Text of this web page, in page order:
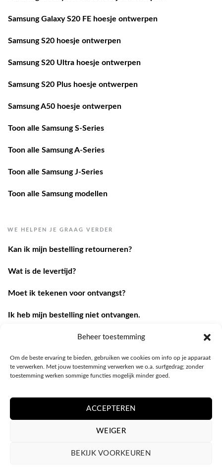
Beheer toestemming
Om de beste ervaring te bieden, gebruiken we cookies om info op je apparaat
te verwerken. Met jouw toestemming verwerken we o.a. surfgedrag; zonder
toestemming werken sommige functies mogelijk minder goed.
ACCEPTEREN
WEIGER
BEKIJK VOORKEUREN
Samsung Galaxy S20 FE hoesje ontwerpen
Samsung S20 hoesje ontwerpen
Samsung S20 Ultra hoesje ontwerpen
Samsung S20 Plus hoesje ontwerpen
Samsung A50 hoesje ontwerpen
Toon alle Samsung S-Series
Toon alle Samsung A-Series
Toon alle Samsung J-Series
Toon alle Samsung modellen
WE HELPEN JE GRAAG VERDER
Kan ik mijn bestelling retourneren?
Wat is de levertijd?
Moet ik tekenen voor ontvangst?
Ik heb mijn bestelling niet ontvangen.
Ik heb een andere vraag.
Contacteer ons